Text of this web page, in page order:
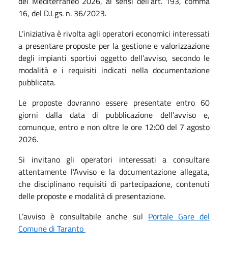
16, del D.Lgs. n. 36/2023.
L’iniziativa è rivolta agli operatori economici interessati
a presentare proposte per la gestione e valorizzazione
degli impianti sportivi oggetto dell’avviso, secondo le
modalità e i requisiti indicati nella documentazione
pubblicata.
Le proposte dovranno essere presentate entro 60
giorni dalla data di pubblicazione dell’avviso e,
comunque, entro e non oltre le ore 12:00 del 7 agosto
2026.
Si invitano gli operatori interessati a consultare
attentamente l’Avviso e la documentazione allegata,
che disciplinano requisiti di partecipazione, contenuti
delle proposte e modalità di presentazione.
L’avviso è consultabile anche sul Portale Gare del
Comune di Taranto